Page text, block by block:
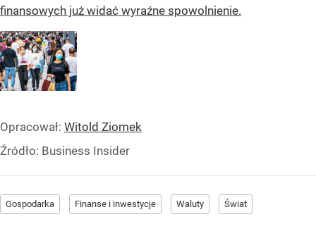
finansowych już widać wyraźne spowolnienie.
Opracował: Witold Ziomek
Źródło: Business Insider
Gospodarka Finanse i inwestycje Waluty Świat